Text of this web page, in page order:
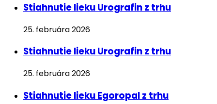
Stiahnutie lieku Urografin z trhu
25. februára 2026
Stiahnutie lieku Urografin z trhu
25. februára 2026
Stiahnutie lieku Egoropal z trhu